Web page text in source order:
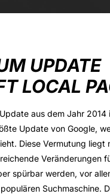
UPDATE
LOCAL
aus dem Jahr 2014
Update von Google,
Diese Vermutung liegt
Veränderungen
spürbar werden, vor
Suchmaschine.